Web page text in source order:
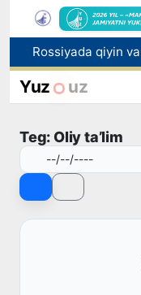
Yuz uz
Teg: Oliy ta’lim